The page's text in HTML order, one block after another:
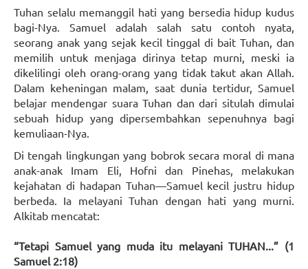
Tuhan selalu memanggil hati yang bersedia hidup kudus
bagi-Nya. Samuel adalah salah satu contoh nyata,
seorang anak yang sejak kecil tinggal di bait Tuhan, dan
memilih untuk menjaga dirinya tetap murni, meski ia
dikelilingi oleh orang-orang yang tidak takut akan Allah.
Dalam keheningan malam, saat dunia tertidur, Samuel
belajar mendengar suara Tuhan dan dari situlah dimulai
sebuah hidup yang dipersembahkan sepenuhnya bagi
kemuliaan-Nya.
Di tengah lingkungan yang bobrok secara moral di mana
anak-anak Imam Eli, Hofni dan Pinehas, melakukan
kejahatan di hadapan Tuhan—Samuel kecil justru hidup
berbeda. Ia melayani Tuhan dengan hati yang murni.
Alkitab mencatat:
“Tetapi Samuel yang muda itu melayani TUHAN...” (1
Samuel 2:18)